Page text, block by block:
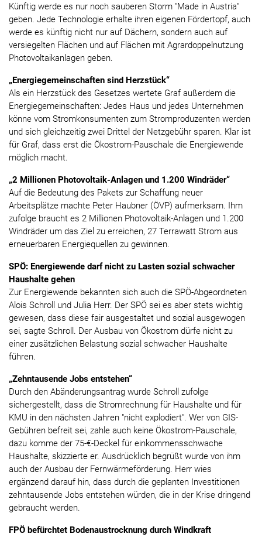
Künftig werde es nur noch sauberen Storm "Made in Austria"
geben. Jede Technologie erhalte ihren eigenen Fördertopf, auch
werde es künftig nicht nur auf Dächern, sondern auch auf
versiegelten Flächen und auf Flächen mit Agrardoppelnutzung
Photovoltaikanlagen geben.
„Energiegemeinschaften sind Herzstück“
Als ein Herzstück des Gesetzes wertete Graf außerdem die
Energiegemeinschaften: Jedes Haus und jedes Unternehmen
könne vom Stromkonsumenten zum Stromproduzenten werden
und sich gleichzeitig zwei Drittel der Netzgebühr sparen. Klar ist
für Graf, dass erst die Ökostrom-Pauschale die Energiewende
möglich macht.
„2 Millionen Photovoltaik-Anlagen und 1.200 Windräder“
Auf die Bedeutung des Pakets zur Schaffung neuer
Arbeitsplätze machte Peter Haubner (ÖVP) aufmerksam. Ihm
zufolge braucht es 2 Millionen Photovoltaik-Anlagen und 1.200
Windräder um das Ziel zu erreichen, 27 Terrawatt Strom aus
erneuerbaren Energiequellen zu gewinnen.
SPÖ: Energiewende darf nicht zu Lasten sozial schwacher
Haushalte gehen
Zur Energiewende bekannten sich auch die SPÖ-Abgeordneten
Alois Schroll und Julia Herr. Der SPÖ sei es aber stets wichtig
gewesen, dass diese fair ausgestaltet und sozial ausgewogen
sei, sagte Schroll. Der Ausbau von Ökostrom dürfe nicht zu
einer zusätzlichen Belastung sozial schwacher Haushalte
führen.
„Zehntausende Jobs entstehen“
Durch den Abänderungsantrag wurde Schroll zufolge
sichergestellt, dass die Stromrechnung für Haushalte und für
KMU in den nächsten Jahren "nicht explodiert". Wer von GIS-
Gebühren befreit sei, zahle auch keine Ökostrom-Pauschale,
dazu komme der 75-€-Deckel für einkommensschwache
Haushalte, skizzierte er. Ausdrücklich begrüßt wurde von ihm
auch der Ausbau der Fernwärmeförderung. Herr wies
ergänzend darauf hin, dass durch die geplanten Investitionen
zehntausende Jobs entstehen würden, die in der Krise dringend
gebraucht werden.
FPÖ befürchtet Bodenaustrocknung durch Windkraft